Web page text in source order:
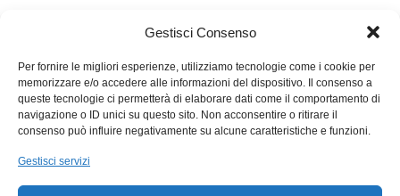
Gestisci Consenso
Per fornire le migliori esperienze, utilizziamo tecnologie come i cookie per
memorizzare e/o accedere alle informazioni del dispositivo. Il consenso a
queste tecnologie ci permetterà di elaborare dati come il comportamento di
navigazione o ID unici su questo sito. Non acconsentire o ritirare il
consenso può influire negativamente su alcune caratteristiche e funzioni.
Gestisci servizi
estenuante campagna elettorale i comici sono stati messi a
dura prova. La ripetitività dei discorsi dei candidati in lizza non
poteva che ripercuotersi, fatalmente, nelle imitazioni e nelle
battute dei comici. Dopo la stagione di Crozza, un guizzo